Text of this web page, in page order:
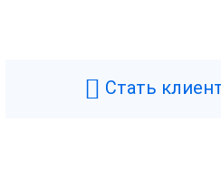
Стать